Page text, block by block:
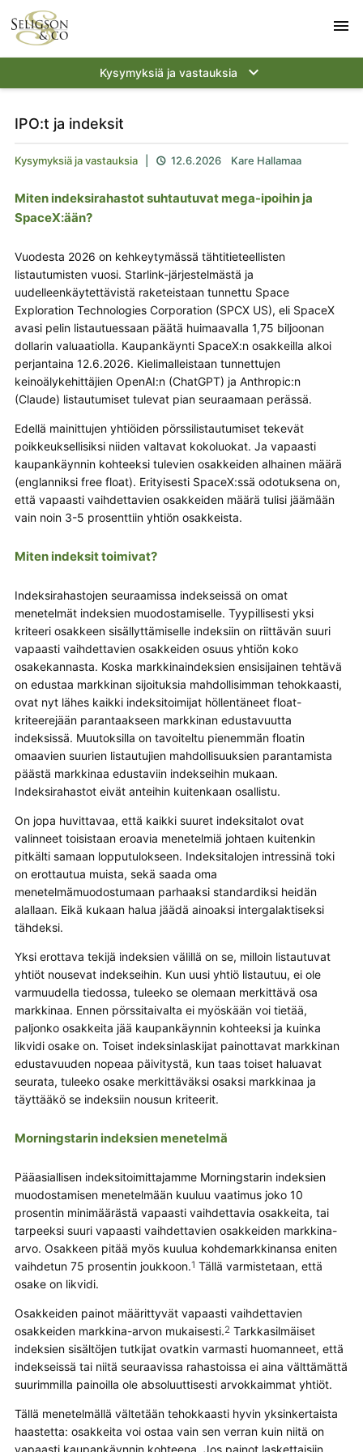
menu
Kysymyksiä ja vastauksia keyboard_arrow_down
IPO:t ja indeksit
Kysymyksiä ja vastauksia 12.6.2026 Kare Hallamaa
Miten indeksirahastot suhtautuvat mega-ipoihin ja
SpaceX:ään?
Vuodesta 2026 on kehkeytymässä tähtitieteellisten
listautumisten vuosi. Starlink-järjestelmästä ja
uudelleenkäytettävistä raketeistaan tunnettu Space
Exploration Technologies Corporation (SPCX US), eli SpaceX
avasi pelin listautuessaan päätä huimaavalla 1,75 biljoonan
dollarin valuaatiolla. Kaupankäynti SpaceX:n osakkeilla alkoi
perjantaina 12.6.2026. Kielimalleistaan tunnettujen
keinoälykehittäjien OpenAI:n (ChatGPT) ja Anthropic:n
(Claude) listautumiset tulevat pian seuraamaan perässä.
Edellä mainittujen yhtiöiden pörssilistautumiset tekevät
poikkeuksellisiksi niiden valtavat kokoluokat. Ja vapaasti
kaupankäynnin kohteeksi tulevien osakkeiden alhainen määrä
(englanniksi free float). Erityisesti SpaceX:ssä odotuksena on,
että vapaasti vaihdettavien osakkeiden määrä tulisi jäämään
vain noin 3-5 prosenttiin yhtiön osakkeista.
Miten indeksit toimivat?
Indeksirahastojen seuraamissa indekseissä on omat
menetelmät indeksien muodostamiselle. Tyypillisesti yksi
kriteeri osakkeen sisällyttämiselle indeksiin on riittävän suuri
vapaasti vaihdettavien osakkeiden osuus yhtiön koko
osakekannasta. Koska markkinaindeksien ensisijainen tehtävä
on edustaa markkinan sijoituksia mahdollisimman tehokkaasti,
ovat nyt lähes kaikki indeksitoimijat höllentäneet float-
kriteerejään parantaakseen markkinan edustavuutta
indeksissä. Muutoksilla on tavoiteltu pienemmän floatin
omaavien suurien listautujien mahdollisuuksien parantamista
päästä markkinaa edustaviin indekseihin mukaan.
Indeksirahastot eivät anteihin kuitenkaan osallistu.
On jopa huvittavaa, että kaikki suuret indeksitalot ovat
valinneet toisistaan eroavia menetelmiä johtaen kuitenkin
pitkälti samaan lopputulokseen. Indeksitalojen intressinä toki
on erottautua muista, sekä saada oma
menetelmämuodostumaan parhaaksi standardiksi heidän
alallaan. Eikä kukaan halua jäädä ainoaksi intergalaktiseksi
tähdeksi.
Yksi erottava tekijä indeksien välillä on se, milloin listautuvat
yhtiöt nousevat indekseihin. Kun uusi yhtiö listautuu, ei ole
varmuudella tiedossa, tuleeko se olemaan merkittävä osa
markkinaa. Ennen pörssitaivalta ei myöskään voi tietää,
paljonko osakkeita jää kaupankäynnin kohteeksi ja kuinka
likvidi osake on. Toiset indeksinlaskijat painottavat markkinan
edustavuuden nopeaa päivitystä, kun taas toiset haluavat
seurata, tuleeko osake merkittäväksi osaksi markkinaa ja
täyttääkö se indeksiin nousun kriteerit.
Morningstarin indeksien menetelmä
Pääasiallisen indeksitoimittajamme Morningstarin indeksien
muodostamisen menetelmään kuuluu vaatimus joko 10
prosentin minimäärästä vapaasti vaihdettavia osakkeita, tai
tarpeeksi suuri vapaasti vaihdettavien osakkeiden markkina-
arvo. Osakkeen pitää myös kuulua kohdemarkkinansa eniten
vaihdetun 75 prosentin joukkoon.1 Tällä varmistetaan, että
osake on likvidi.
Osakkeiden painot määrittyvät vapaasti vaihdettavien
osakkeiden markkina-arvon mukaisesti.2Tarkkasilmäiset
indeksien sisältöjen tutkijat ovatkin varmasti huomanneet, että
indekseissä tai niitä seuraavissa rahastoissa ei aina välttämättä
suurimmilla painoilla ole absoluuttisesti arvokkaimmat yhtiöt.
Tällä menetelmällä vältetään tehokkaasti hyvin yksinkertaista
haastetta: osakkeita voi ostaa vain sen verran kuin niitä on
vapaasti kaupankäynnin kohteena. Jos painot laskettaisiin